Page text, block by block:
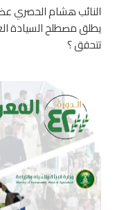
النائب هشام الحصري
يطلق مصطلح السيادة
تتحقق ؟